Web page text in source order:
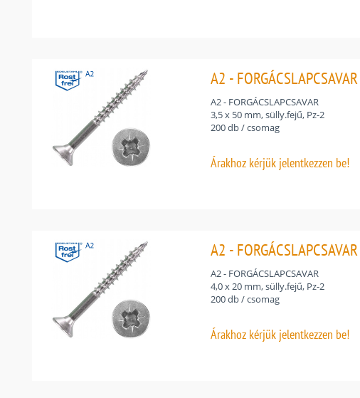
A2 -
A2 - FORGÁCSLAPCSAVAR
3,5 x 50 mm, sülly.fejű, Pz-2
200 db / csomag
Árakhoz kérjük jelentkezzen be!
A2 -
A2 - FORGÁCSLAPCSAVAR
4,0 x 20 mm, sülly.fejű, Pz-2
200 db / csomag
Árakhoz kérjük jelentkezzen be!